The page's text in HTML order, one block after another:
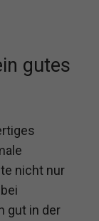
gutes
nicht nur
gut in der